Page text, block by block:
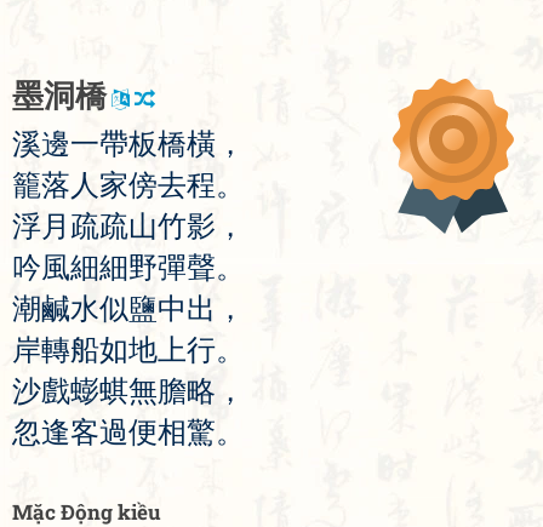
墨洞橋
溪邊一帶板橋橫 ，
籠落 人 家傍去程。
浮月 疏疏山竹影 ，
吟風細細野彈聲。
潮鹹水似鹽中出 ，
岸轉船如地 上行。
沙戲蟛蜞無膽略 ，
忽逢客過便相驚。
Mặc Động kiều